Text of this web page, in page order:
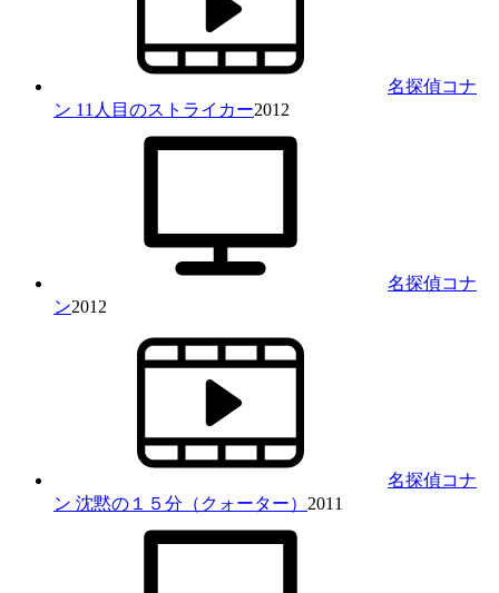
名探偵コナ
ン 11人目のストライカー2012
名探偵コナ
ン2012
名探偵コナ
ン 沈黙の１５分（クォーター） 2011